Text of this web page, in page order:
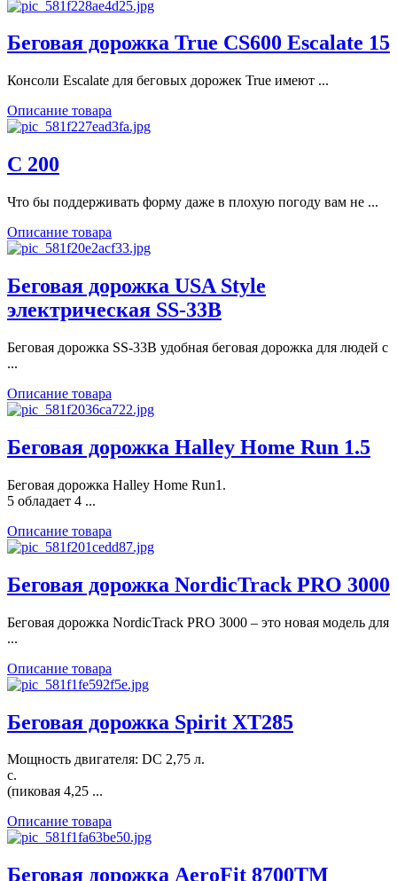
Беговая дорожка True CS600 Escalate 15
Консоли Escalate для беговых дорожек True имеют ...
Описание товара
C 200
Что бы поддерживать форму даже в плохую погоду вам не ...
Описание товара
Беговая дорожка USA Style
электрическая SS-33B
Беговая дорожка SS-33B удобная беговая дорожка для людей с
...
Описание товара
Беговая дорожка Halley Home Run 1.5
Беговая дорожка Halley Home Run1.
5 обладает 4 ...
Описание товара
Беговая дорожка NordicTrack PRO 3000
Беговая дорожка NordicTrack PRO 3000 – это новая модель для
...
Описание товара
Беговая дорожка Spirit XT285
Мощность двигателя: DC 2,75 л.
с.
(пиковая 4,25 ...
Описание товара
Беговая дорожка AeroFit 8700TM